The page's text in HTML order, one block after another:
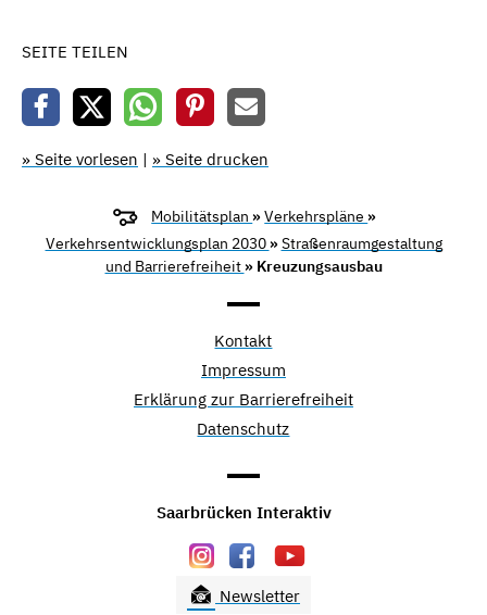
SEITE TEILEN
» Seite vorlesen | » Seite drucken
Mobilitätsplan »Verkehrspläne »
Verkehrsentwicklungsplan 2030 »Straßenraumgestaltung
und Barrierefreiheit » Kreuzungsausbau
Kontakt
Impressum
Erklärung zur Barrierefreiheit
Datenschutz
Saarbrücken Interaktiv
Newsletter